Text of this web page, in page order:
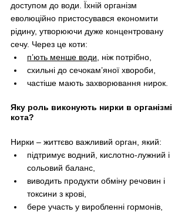
доступом до води. Їхній організм
еволюційно пристосувався економити
рідину, утворюючи дуже концентровану
сечу. Через це коти:
п’ють менше води , ніж потрібно,
схильні до сечокам’яної хвороби,
частіше мають захворювання нирок.
Яку роль виконують нирки в організмі
кота?
Нирки – життєво важливий орган, який:
підтримує водний, кислотно-лужний і
сольовий баланс,
виводить продукти обміну речовин і
токсини з крові,
бере участь у виробленні гормонів,